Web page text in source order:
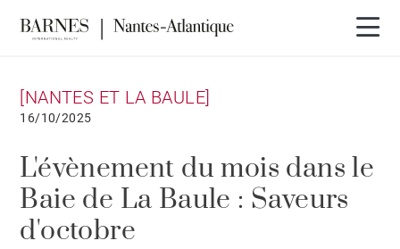
[NANTES ET LA BAULE]
16/10/2025
L'évènement du mois dans le
Baie de La Baule : Saveurs
d'octobre